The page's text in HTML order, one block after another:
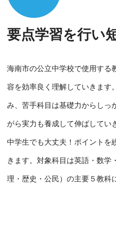
要点学習を行い
海南市の公立中学校で使用する
容を効率良く理解していきます
み、苦手科目は基礎力からしっ
がら実力も養成して伸ばしてい
中学生でも大丈夫！ポイントを
きます。対象科目は英語・数学
理・歴史・公民）の主要５教科